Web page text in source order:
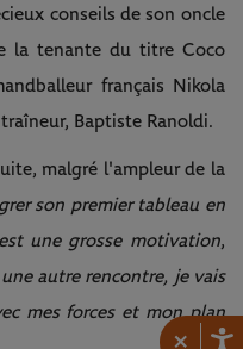
×
conseils de son oncle
la tenante du titre Coco
français Nikola
Baptiste Ranoldi.
malgré l'ampleur de la
son premier tableau en
une grosse motivation,
autre rencontre, je vais
mes forces et mon plan